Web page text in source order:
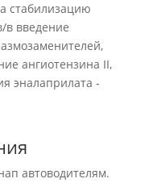
стабилизацию
в введение
ангиотензина II,
эналаприлата -
автоводителям.